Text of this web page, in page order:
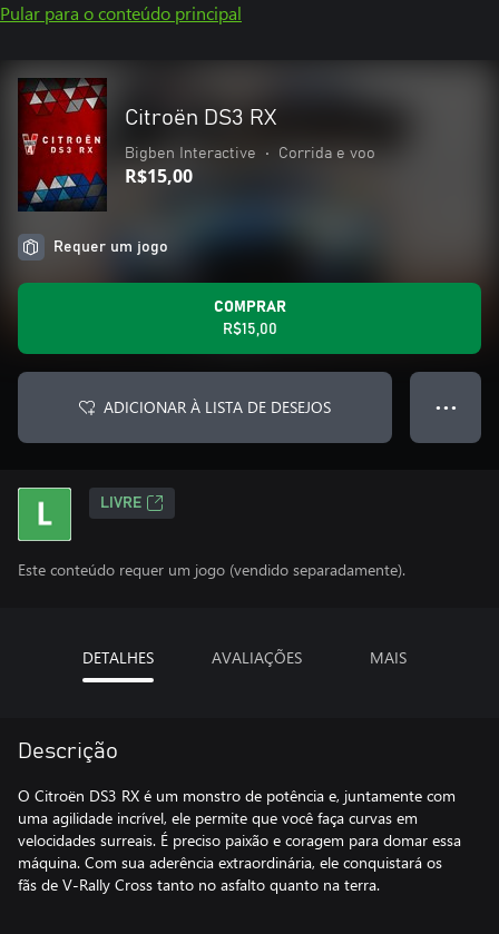
Pular para o conteúdo principal
Citroën DS3 RX
Bigben Interactive • Corrida e voo
R$15,00
Requer um jogo
COMPRAR
R$15,00
ADICIONAR À LISTA DE DESEJOS ● ● ●
LIVRE
Este conteúdo requer um jogo (vendido separadamente).
DETALHES AVALIAÇÕES MAIS
Descrição
O Citroën DS3 RX é um monstro de potência e, juntamente com
uma agilidade incrível, ele permite que você faça curvas em
velocidades surreais. É preciso paixão e coragem para domar essa
máquina. Com sua aderência extraordinária, ele conquistará os
fãs de V-Rally Cross tanto no asfalto quanto na terra.